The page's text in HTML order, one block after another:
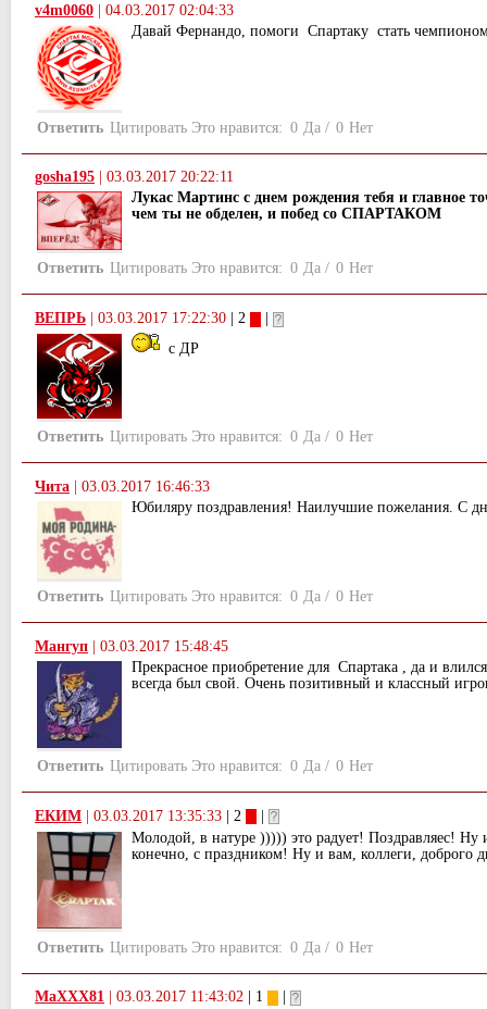
v4m0060 | 04.03.2017 02:04:33
Давай Фернандо, помоги Спартаку стать
Ответить Цитировать Это нравится: 0 Да / 0 Нет
gosha195
03.03.2017 20:22:11
Лукас Мартинс с днем рождения тебя и главное
чем ты не обделен, и побед со СПАРТАКОМ
Ответить Цитировать Это нравится: 0 Да / 0 Нет
ВЕПРЬ 03.03.2017 17:22:30 | 2
с ДР
Ответить Цитировать Это нравится: 0 Да / 0 Нет
Чита
03.03.2017 16:46:33
Юбиляру поздравления! Наилучшие пожелания. С
Ответить Цитировать Это нравится: 0 Да / 0 Нет
Мангуп
03.03.2017 15:48:45
Прекрасное приобретение для Спартака , да и
всегда был свой. Очень позитивный и классный
Ответить Цитировать Это нравится: 0 Да / 0 Нет
ЕКИМ | 03.03.2017 13:35:33 | 2
|
Молодой, в натуре ))))) это радует! Поздравляес! Ну
конечно, с праздником! Ну и вам, коллеги, доброго
Ответить Цитировать Это нравится: 0 Да / 0 Нет
MaXXX81 03.03.2017 11:43:02 | 1